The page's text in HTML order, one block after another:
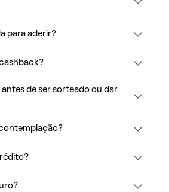
para aderir?
antes de ser sorteado ou dar